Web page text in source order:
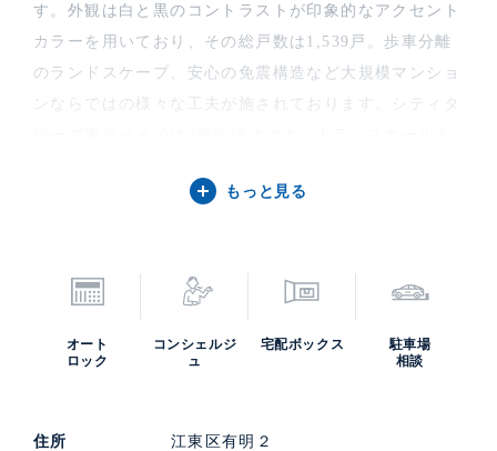
す。外観は白と黒のコントラストが印象的なアクセント
カラーを用いており、その総戸数は1,539戸。歩車分離
のランドスケープ、安心の免震構造など大規模マンショ
ンならではの様々な工夫が施されております。シティタ
リーなパーティラウンジなどの共用設備も豊富。
定などのご相談は、高級不動産の取扱いに特化したケ
ン・コーポレーションにお任せください。担当は銀座湾
岸支店です。シティタワーズ東京ベイの募集（貸す・売
もっと見る
オート
ロック
コンシェルジ
ュ
宅配ボックス
駐車場
相談
住所 江東区有明２